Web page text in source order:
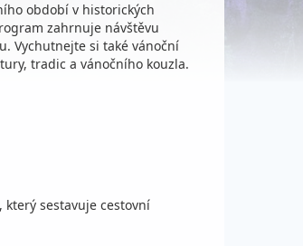
období v historických
zahrnuje návštěvu
Vychutnejte si také vánoční
tradic a vánočního kouzla.
sestavuje cestovní